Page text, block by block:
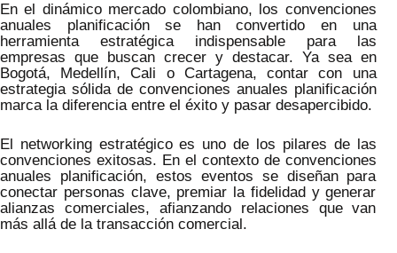
En el dinámico mercado colombiano, los convenciones
anuales planificación se han convertido en una
herramienta estratégica indispensable para las
empresas que buscan crecer y destacar. Ya sea en
Bogotá, Medellín, Cali o Cartagena, contar con una
estrategia sólida de convenciones anuales planificación
marca la diferencia entre el éxito y pasar desapercibido.
El networking estratégico es uno de los pilares de las
convenciones exitosas. En el contexto de convenciones
anuales planificación, estos eventos se diseñan para
conectar personas clave, premiar la fidelidad y generar
alianzas comerciales, afianzando relaciones que van
más allá de la transacción comercial.